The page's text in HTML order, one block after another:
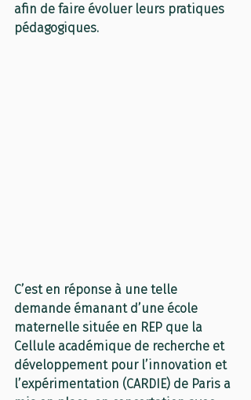
afin de faire évoluer leurs pratiques
pédagogiques.
C’est en réponse à une telle
demande émanant d’une école
maternelle située en REP que la
Cellule académique de recherche et
développement pour l’innovation et
l’expérimentation (CARDIE) de Paris a